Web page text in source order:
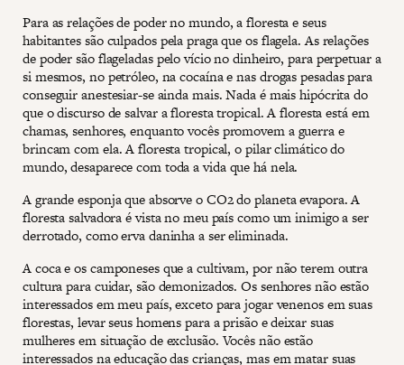
Para as relações de poder no mundo, a floresta e seus
habitantes são culpados pela praga que os flagela. As relações
de poder são flageladas pelo vício no dinheiro, para perpetuar a
si mesmos, no petróleo, na cocaína e nas drogas pesadas para
conseguir anestesiar-se ainda mais. Nada é mais hipócrita do
que o discurso de salvar a floresta tropical. A floresta está em
chamas, senhores, enquanto vocês promovem a guerra e
brincam com ela. A floresta tropical, o pilar climático do
mundo, desaparece com toda a vida que há nela.
A grande esponja que absorve o CO2 do planeta evapora. A
floresta salvadora é vista no meu país como um inimigo a ser
derrotado, como erva daninha a ser eliminada.
A coca e os camponeses que a cultivam, por não terem outra
cultura para cuidar, são demonizados. Os senhores não estão
interessados em meu país, exceto para jogar venenos em suas
florestas, levar seus homens para a prisão e deixar suas
mulheres em situação de exclusão. Vocês não estão
interessados na educação das crianças, mas em matar suas